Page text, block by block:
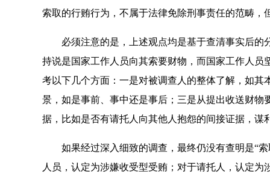
索取的行贿行为，不属于法律免除刑事责任的范畴
必须注意的是，上述观点均是基于查清事实后的分
持说是国家工作人员向其索要财物，而国家工作人员
考以下几个方面：一是对被调查人的整体了解，如
景，如是事前、事中还是事后；三是从提出收送财
据，比如是否有请托人向其他人抱怨的间接证据，谋
如果经过深入细致的调查，最终仍没有查明是“索
人员，认定为涉嫌收受型受贿；对于请托人，认定为